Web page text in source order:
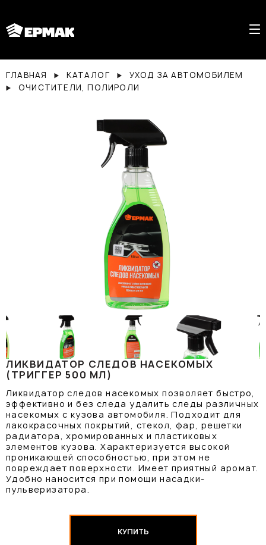
ГЛАВНАЯ КАТАЛОГ
УХОД ЗА АВТОМОБИЛЕМ
ОЧИСТИТЕЛИ, ПОЛИРОЛИ
ЛИКВИДАТОР СЛЕДОВ НАСЕКОМЫХ
(ТРИГГЕР 500 МЛ)
Ликвидатор следов насекомых позволяет быстро,
эффективно и без следа удалить следы различных
насекомых с кузова автомобиля. Подходит для
лакокрасочных покрытий, стекол, фар, решетки
радиатора, хромированных и пластиковых
элементов кузова. Характеризуется высокой
проникающей способностью, при этом не
повреждает поверхности. Имеет приятный аромат.
Удобно наносится при помощи насадки-
пульверизатора.
КУПИТЬ